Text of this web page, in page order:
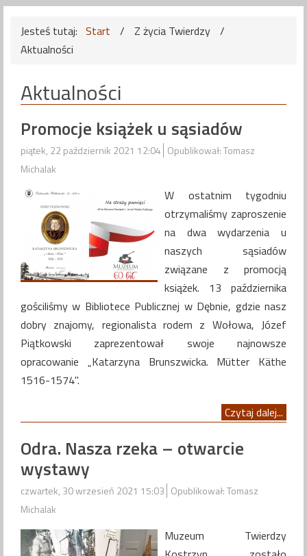
Jesteś tutaj: Start / Z życia Twierdzy /
Aktualności
Aktualności
Promocje książek u sąsiadów
piątek, 22 październik 2021 12:04 Opublikował: Tomasz
Michalak
W ostatnim tygodniu
otrzymaliśmy zaproszenie
na dwa wydarzenia u
naszych sąsiadów
związane z promocją
książek. 13 października
gościliśmy w Bibliotece Publicznej w Dębnie, gdzie nasz
dobry znajomy, regionalista rodem z Wołowa, Józef
Piątkowski zaprezentował swoje najnowsze
opracowanie „Katarzyna Brunszwicka. Mütter Käthe
1516-1574".
Czytaj dalej...
Odra. Nasza rzeka – otwarcie
wystawy
czwartek, 30 wrzesień 2021 15:03 Opublikował: Tomasz
Michalak
Muzeum Twierdzy